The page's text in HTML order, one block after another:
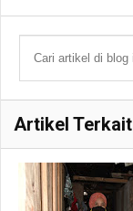
Artikel Terkait